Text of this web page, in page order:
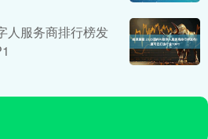
人服务商排行榜发